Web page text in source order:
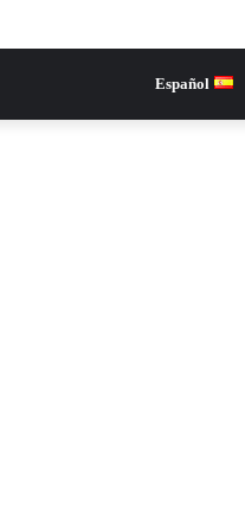
Español